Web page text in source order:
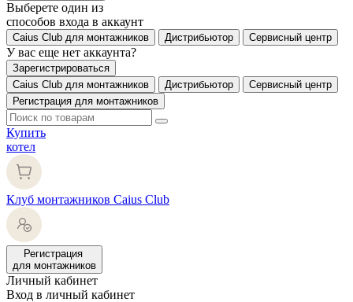
Выберете один из
способов входа в аккаунт
Caius Club для монтажников Дистрибьютор Сервисный центр
У вас еще нет аккаунта?
Зарегистрироваться
Caius Club для монтажников
Дистрибьютор
Сервисный центр
Регистрация для монтажников
Купить
котел
Клуб монтажников Caius Club
Регистрация
для монтажников
Личный кабинет
Вход в личный кабинет